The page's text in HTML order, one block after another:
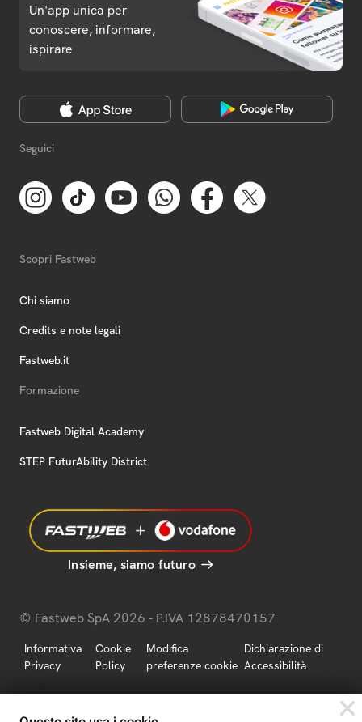
Un'app unica per
conoscere, informare,
ispirare
Seguici
Scopri Fastweb
Chi siamo
Credits e note legali
Fastweb.it
Formazione
Fastweb Digital Academy
STEP FuturAbility District
Insieme, siamo futuro
© Fastweb SpA 2026 - P.IVA 12878470157
Informativa
Privacy
Cookie
Policy
Modifica
preferenze cookie
Dichiarazione di
Accessibilità